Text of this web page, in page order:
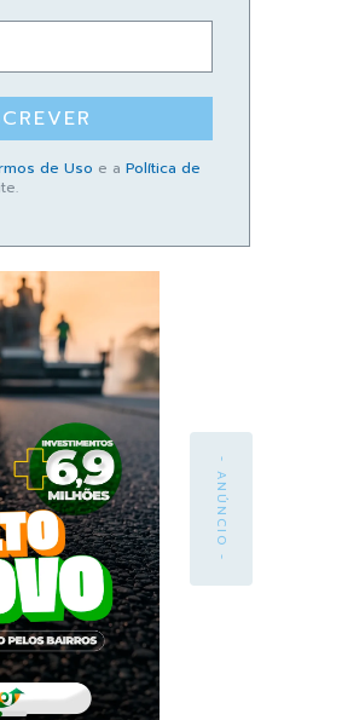
de Uso e a Política de
- ANÚNCIO -